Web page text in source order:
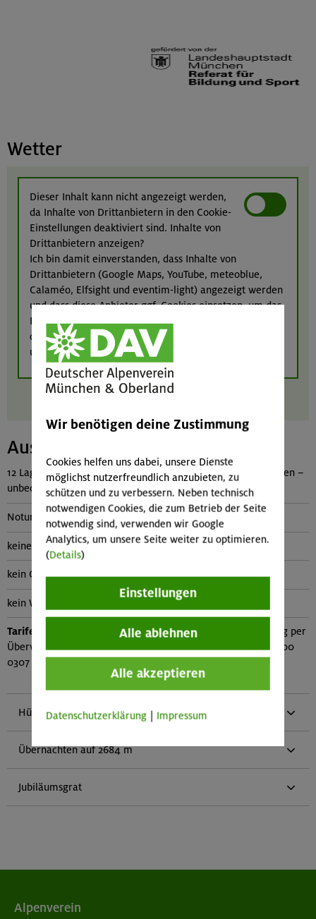
Wetter
Dieser Inhalt kann nicht angezeigt werden,
da Inhalte von Drittanbietern in den Cookie-
Einstellungen deaktiviert sind. Inhalte von
Drittanbietern anzeigen?
Ich bin damit einverstanden, dass Inhalte von
Drittanbietern (Google Maps, YouTube, meteoblue,
Calaméo, Elfsight und eventim-light) angezeigt werden
und dass diese Anbieter ggf. Cookies einsetzen, um das
Funktionieren ihrer Inhalte zu gewährleisten bzw. zu
optimieren. Weitere Informationen finden Sie in
unsererDatenschutzerklärung
Ausstattung
12 Lager mit Decken, die bei Überfüllung evtl. nicht ausreichen –
unbedingt eigenen Schlafsack/eigene Decke mitnehmen!
Notunterkunft ohne AV-Schlüssel
keine Kochgelegenheit
kein Ofen
kein Wasser
Tarife:
Übernachtungsgebühr 5 €/Person und Nacht, Zahlung per
Überweisung an Sektion München IBAN DE25 7015 0000 0000
0307 59
Hütteninfos
Übernachten auf 2684 m
Jubiläumsgrat
Alpenverein
Wir benötigen deine Zustimmung
Cookies helfen uns dabei, unsere Dienste
möglichst nutzerfreundlich anzubieten, zu
schützen und zu verbessern. Neben technisch
notwendigen Cookies, die zum Betrieb der Seite
notwendig sind, verwenden wir Google
Analytics, um unsere Seite weiter zu optimieren.
(Details)
Einstellungen
Alle ablehnen
Alle akzeptieren
Datenschutzerklärung Impressum